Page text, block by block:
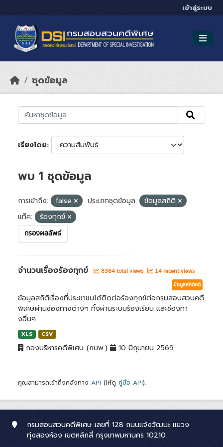
เข้าสู่ระบบ
ชุดข้อมูล
เรียงโดย
พบ 1 ชุดข้อมูล
การเข้าถึง: false ประเภทชุดข้อมูล:
ข้อมูลสถิติ
แท็ค:
ร้องทุกข์
กรองผลลัพธ์
จำนวนเรื่องร้องทุกข์ 8364 total views 14 recent views
ข้อมูลสถิติคดี
ข้อมูลสถิติเรื่องที่ประชาชนได้ติดต่อร้องทุกข์ต่อกรมสอบสวนคดี
พิเศษผ่านช่องทางต่างๆ ทั้งผ่านระบบร้องเรียน และช่องทา
งอื่นๆ
XLS CSV
กองบริหารคดีพิเศษ (กบพ.) 10 มิถุนายน 2569
คุณสามารถเข้าถึงคลังทาง API (ให้ดู คู่มือ API).
กรมสอบสวนคดีพิเศษ เลขที่ 128 ถนนแจ้งวัฒนะ แขวง
ทุ่งสองห้อง เขตหลักสี่ กรุงเทพมหานคร 10210